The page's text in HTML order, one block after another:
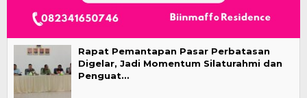
Rapat Pemantapan Pasar Perbatasan
Digelar, Jadi Momentum Silaturahmi dan
Penguat…